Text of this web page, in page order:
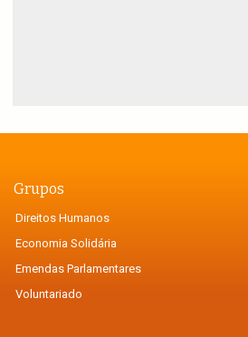
Grupos
Direitos Humanos
Economia Solidária
Emendas Parlamentares
Voluntariado